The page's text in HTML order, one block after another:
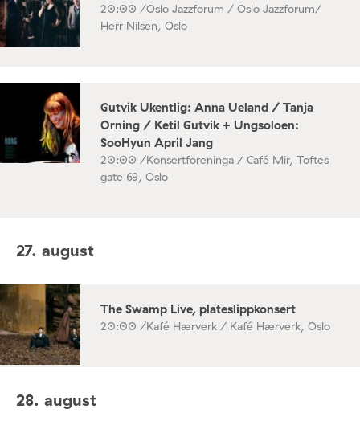
20:00 /Oslo Jazzforum / Oslo Jazzforum/
Herr Nilsen, Oslo
Gutvik Ukentlig: Anna Ueland / Tanja
Orning / Ketil Gutvik + Ungsoloen:
SooHyun April Jang
20:00 /Konsertforeninga / Café Mir, Toftes
gate 69, Oslo
27. august
The Swamp Live, plateslippkonsert
20:00 /Kafé Hærverk / Kafé Hærverk, Oslo
28. august